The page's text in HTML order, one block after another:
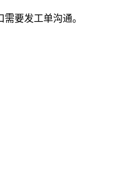
要发工单沟通。